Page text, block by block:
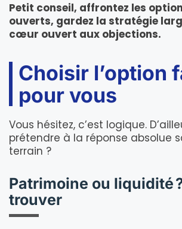
Petit conseil, affrontez les
ouverts, gardez la stratégie
cœur ouvert aux objections.
Choisir l’option
pour vous
Vous hésitez, c’est logique.
prétendre à la réponse absolue
terrain ?
Patrimoine ou liquidité
trouver